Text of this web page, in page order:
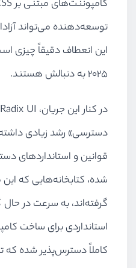
توسعه‌دهنده می‌تواند
این انعطاف دقیقاً چیزی
۲۰۲۵ به دنبالش هستند.
دسترسی» رشد زیادی
قوانین و استانداردهای
شده، کتابخانه‌هایی که این
استانداردی برای ساخت
کاملاً دسترس‌پذیر شده که